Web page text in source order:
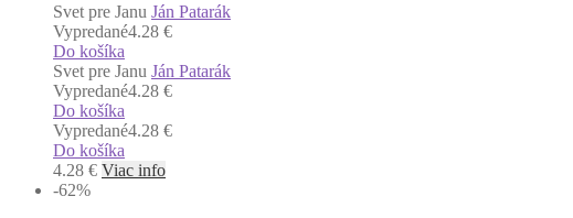
Svet pre Janu Ján Patarák
Vypredané4.28 €
Do košíka
Svet pre Janu Ján Patarák
Vypredané4.28 €
Do košíka
Vypredané4.28 €
Do košíka
4.28 € Viac info
-62%